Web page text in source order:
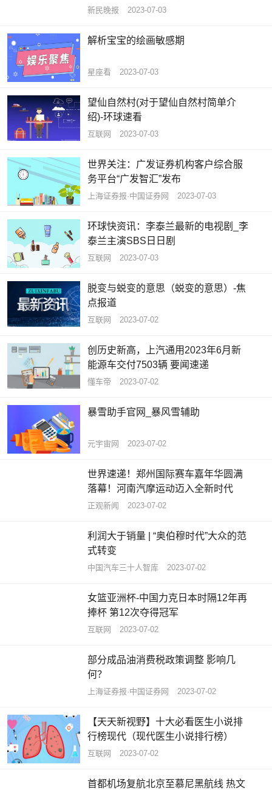
班房
新民晚报 2023-07-03
解析宝宝的绘画敏感期
星座看 2023-07-03
望仙自然村(对于望仙自然村简单介
绍)-环球速看
互联网 2023-07-03
世界关注：广发证券机构客户综合服
务平台“广发智汇”发布
上海证券报·中国证券网 2023-07-03
环球快资讯：李泰兰最新的电视剧_李
泰兰主演SBS日日剧
互联网 2023-07-03
脱变与蜕变的意思（蜕变的意思）-焦
点报道
互联网 2023-07-02
创历史新高，上汽通用2023年6月新
能源车交付7503辆 要闻速递
懂车帝 2023-07-02
暴雪助手官网_暴风雪辅助
元宇宙网 2023-07-02
世界速递！郑州国际赛车嘉年华圆满
落幕！河南汽摩运动迈入全新时代
正观新闻 2023-07-02
利润大于销量 | “奥伯穆时代”大众的范
式转变
中国汽车三十人智库 2023-07-02
女篮亚洲杯-中国力克日本时隔12年再
捧杯 第12次夺得冠军
互联网 2023-07-02
部分成品油消费税政策调整 影响几
何？
上海证券报·中国证券网 2023-07-02
【天天新视野】十大必看医生小说排
行榜现代（现代医生小说排行榜）
互联网 2023-07-02
首都机场复航北京至慕尼黑航线 热文